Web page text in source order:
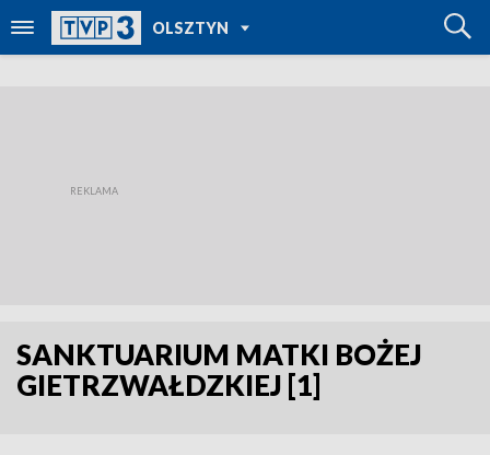
OLSZTYN
TVP REGIONY
SANKTUARIUM MATKI BOŻEJ
GIETRZWAŁDZKIEJ [1]